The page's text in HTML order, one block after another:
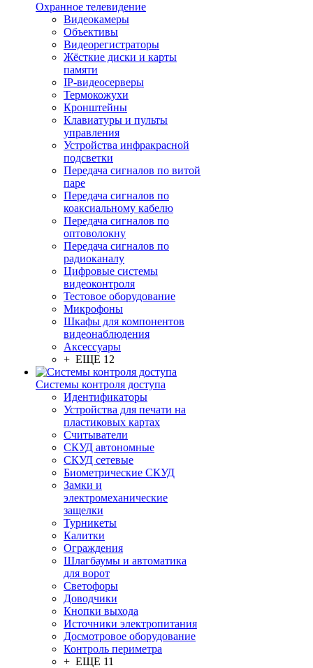
Охранное телевидение
Видеокамеры
Объективы
Видеорегистраторы
Жёсткие диски и карты
памяти
IP-видеосерверы
Термокожухи
Кронштейны
Клавиатуры и пульты
управления
Устройства инфракрасной
подсветки
Передача сигналов по витой
паре
Передача сигналов по
коаксиальному кабелю
Передача сигналов по
оптоволокну
Передача сигналов по
радиоканалу
Цифровые системы
видеоконтроля
Тестовое оборудование
Микрофоны
Шкафы для компонентов
видеонаблюдения
Аксессуары
+ ЕЩЕ 12
Системы контроля доступа
Идентификаторы
Устройства для печати на
пластиковых картах
Считыватели
СКУД автономные
СКУД сетевые
Биометрические СКУД
Замки и
электромеханические
защелки
Турникеты
Калитки
Ограждения
Шлагбаумы и автоматика
для ворот
Светофоры
Доводчики
Кнопки выхода
Источники электропитания
Досмотровое оборудование
Контроль периметра
+ ЕЩЕ 11